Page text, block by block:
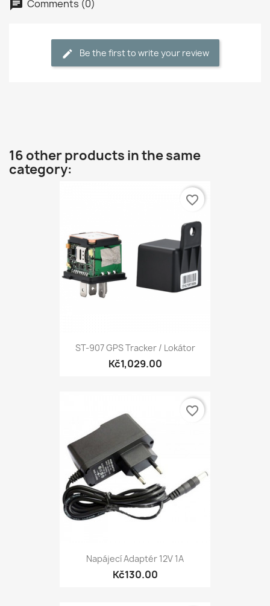
Comments (0)
Be the first to write your review
16 other products in the same
category:
ST-907 GPS Tracker / Lokátor
Kč1,029.00
favorite_border
Napájecí Adaptér 12V 1A
Kč130.00
favorite_border